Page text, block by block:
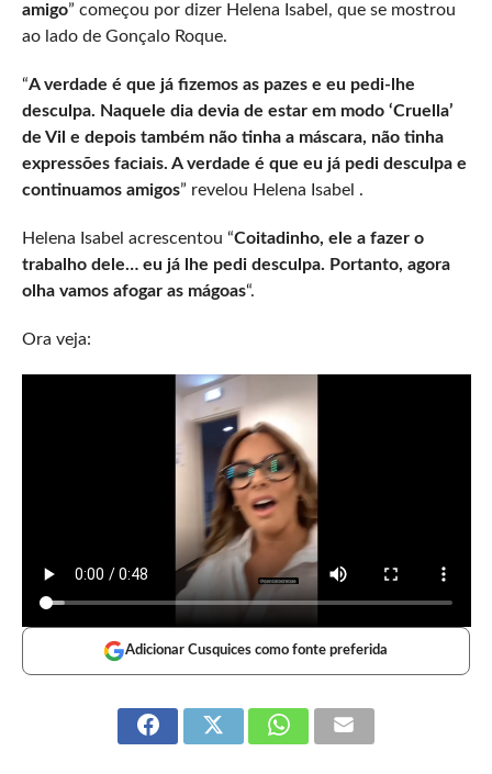
amigo” começou por dizer Helena Isabel, que se mostrou
ao lado de Gonçalo Roque.
“A verdade é que já fizemos as pazes e eu pedi-lhe
desculpa. Naquele dia devia de estar em modo ‘Cruella’
de Vil e depois também não tinha a máscara, não tinha
expressões faciais. A verdade é que eu já pedi desculpa e
continuamos amigos” revelou Helena Isabel .
Helena Isabel acrescentou “Coitadinho, ele a fazer o
trabalho dele… eu já lhe pedi desculpa. Portanto, agora
olha vamos afogar as mágoas“.
Ora veja:
Adicionar Cusquices como fonte preferida